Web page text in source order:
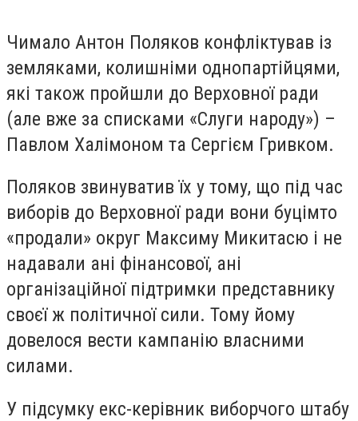
Чимало Антон Поляков конфліктував із
земляками, колишніми однопартійцями,
які також пройшли до Верховної ради
(але вже за списками «Слуги народу») –
Павлом Халімоном та Сергієм Гривком.
Поляков звинуватив їх у тому, що під час
виборів до Верховної ради вони буцімто
«продали» округ Максиму Микитасю і не
надавали ані фінансової, ані
організаційної підтримки представнику
своєї ж політичної сили. Тому йому
довелося вести кампанію власними
силами.
У підсумку екс-керівник виборчого штабу